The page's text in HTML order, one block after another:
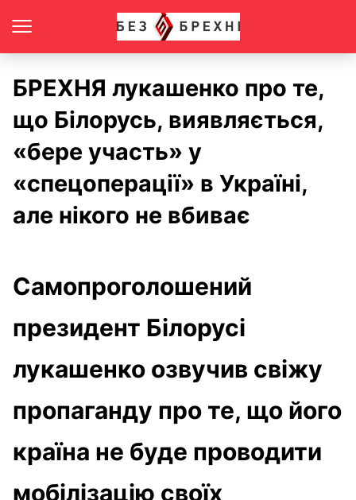
БРЕХНЯ лукашенко про те,
що Білорусь, виявляється,
«бере участь» у
«спецоперації» в Україні,
але нікого не вбиває
Самопроголошений
президент Білорусі
лукашенко озвучив свіжу
пропаганду про те, що його
країна не буде проводити
мобілізацію своїх